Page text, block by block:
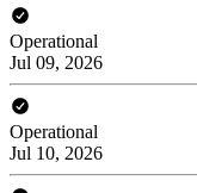
Operational
Jul 09, 2026
Operational
Jul 10, 2026